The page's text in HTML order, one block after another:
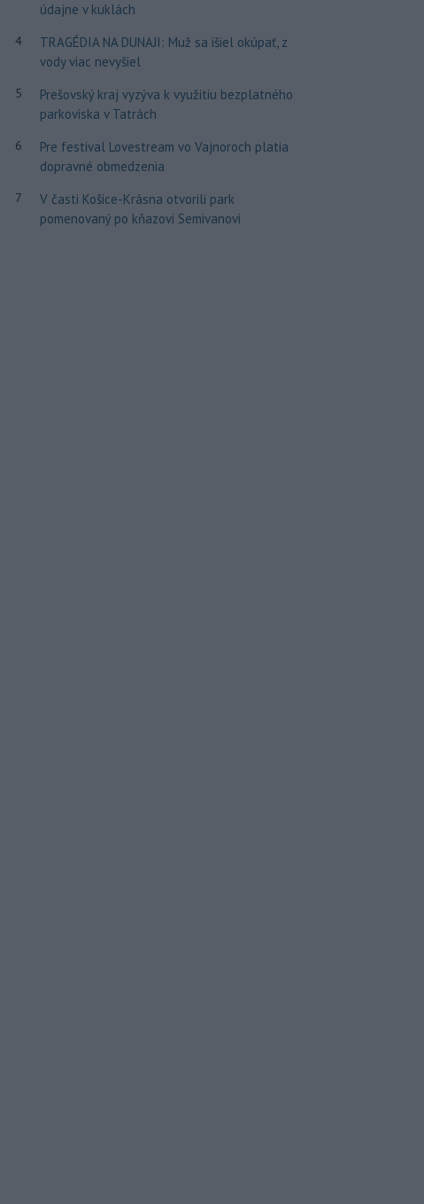
údajne v kuklách
4
TRAGÉDIA NA DUNAJI: Muž sa išiel okúpať, z
vody viac nevyšiel
5
Prešovský kraj vyzýva k využitiu bezplatného
parkoviska v Tatrách
6
Pre festival Lovestream vo Vajnoroch platia
dopravné obmedzenia
7
V časti Košice-Krásna otvorili park
pomenovaný po kňazovi Semivanovi